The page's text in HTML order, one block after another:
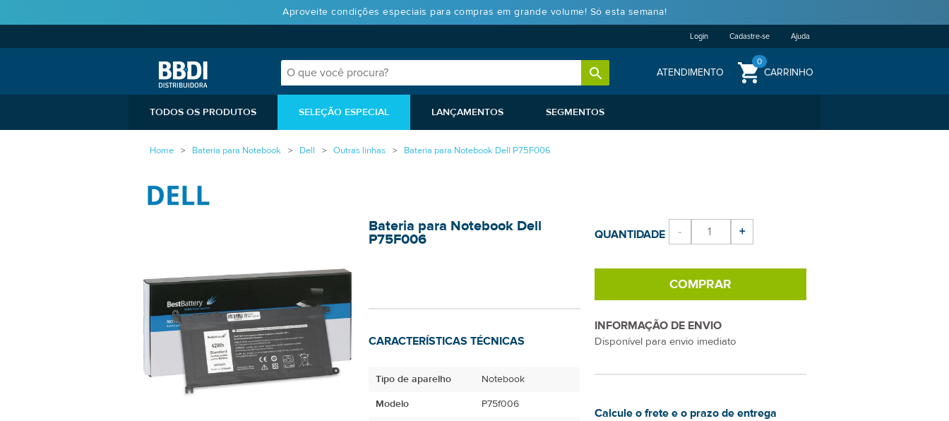
Aproveite condições especiais para compras em grande volume! Só esta semana!
Login Cadastre-se Ajuda
ATENDIMENTO CARRINHO
0
TODOS OS PRODUTOS SELEÇÃO ESPECIAL LANÇAMENTOS SEGMENTOS
Home Bateria para Notebook Dell Outras linhas Bateria para Notebook Dell P75F006
Bateria para Notebook Dell
P75F006
CARACTERÍSTICAS TÉCNICAS
Tipo de aparelho
Notebook
Modelo
P75f006
QUANTIDADE - +
COMPRAR
INFORMAÇÃO DE ENVIO
Disponível para envio imediato
Calcule o frete e o prazo de entrega